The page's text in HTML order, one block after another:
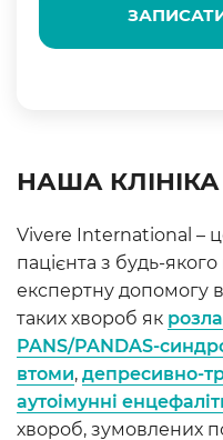
НАША
Vivere International –
пацієнта з будь-
експертну допомогу в
таких хвороб як
PANS/PANDAS-
втоми, депресивно-
аутоімунні
хвороб, зумовлених